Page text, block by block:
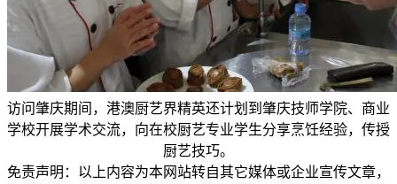
访问肇庆期间，港澳厨艺界精英还计划到肇庆技师学院、商业
学校开展学术交流，向在校厨艺专业学生分享烹饪经验，传授
厨艺技巧。
免责声明：以上内容为本网站转自其它媒体或企业宣传文章，